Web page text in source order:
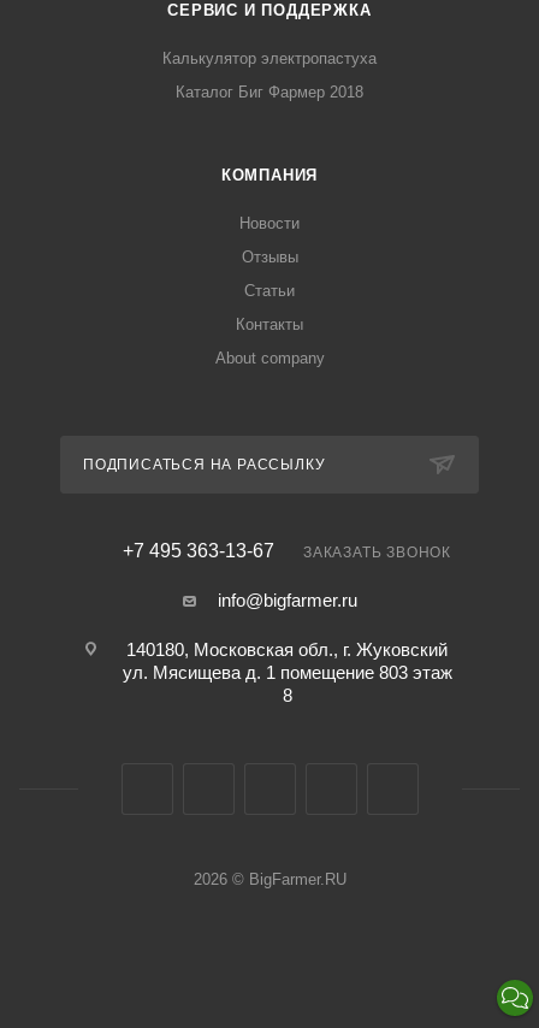
СЕРВИС И ПОДДЕРЖКА
Калькулятор электропастуха
Каталог Биг Фармер 2018
КОМПАНИЯ
Новости
Отзывы
Статьи
Контакты
About company
ПОДПИСАТЬСЯ НА РАССЫЛКУ
+7 495 363-13-67 ЗАКАЗАТЬ ЗВОНОК
info@bigfarmer.ru
140180, Московская обл., г. Жуковский
ул. Мясищева д. 1 помещение 803 этаж
8
2026 © BigFarmer.RU